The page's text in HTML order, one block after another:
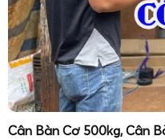
Kiểm tra lại bằng
xác.
Trong trường hợp người
cung cấp uy tín nhưCÂN
hướng dẫn hiệu chuẩn
nghiệp, tránh tự ý mở cân
Cân Bàn Cơ 500kg, Cân